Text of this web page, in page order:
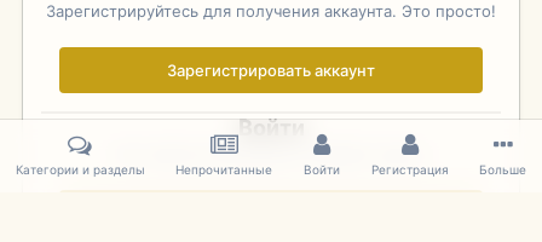
Зарегистрируйтесь для получения аккаунта. Это просто!
Зарегистрировать аккаунт
Войти
Уже зарегистрированы? Войдите здесь.
Категории и разделы Непрочитанные Войти Регистрация Больше